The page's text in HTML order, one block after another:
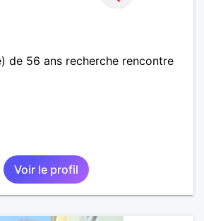
de 56 ans recherche rencontre
Voir le profil